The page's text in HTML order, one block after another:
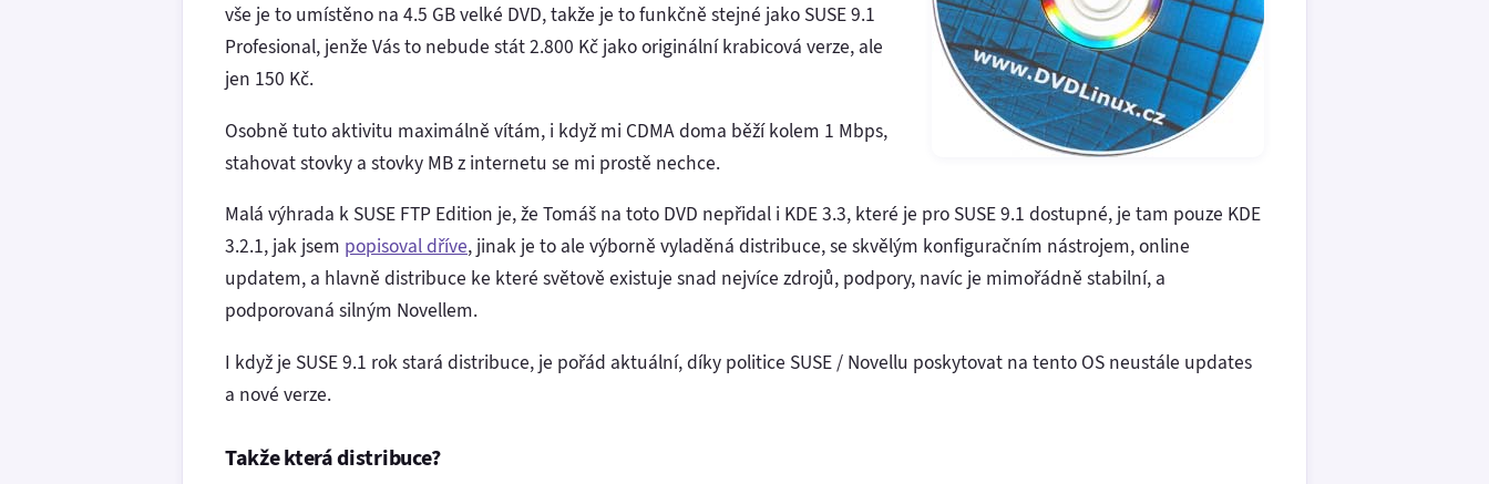
vše je to umístěno na 4.5 GB velké DVD, takže je to funkčně stejné jako SUSE 9.1
Profesional, jenže Vás to nebude stát 2.800 Kč jako originální krabicová verze, ale
jen 150 Kč.
Osobně tuto aktivitu maximálně vítám, i když mi CDMA doma běží kolem 1 Mbps,
stahovat stovky a stovky MB z internetu se mi prostě nechce.
Malá výhrada k SUSE FTP Edition je, že Tomáš na toto DVD nepřidal i KDE 3.3, které je pro SUSE 9.1 dostupné, je tam pouze KDE
3.2.1, jak jsem popisoval dříve, jinak je to ale výborně vyladěná distribuce, se skvělým konfiguračním nástrojem, online
updatem, a hlavně distribuce ke které světově existuje snad nejvíce zdrojů, podpory, navíc je mimořádně stabilní, a
podporovaná silným Novellem.
I když je SUSE 9.1 rok stará distribuce, je pořád aktuální, díky politice SUSE / Novellu poskytovat na tento OS neustále updates
a nové verze.
Takže která distribuce?